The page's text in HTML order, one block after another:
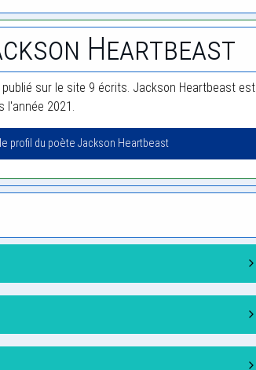
Heartbeast
sur le site 9 écrits. Jackson Heartbeast est
l'année 2021.
profil du poète Jackson Heartbeast